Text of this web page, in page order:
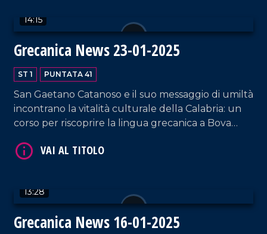
14:15
Grecanica News 23-01-2025
ST 1 PUNTATA 41
San Gaetano Catanoso e il suo messaggio di umiltà
incontrano la vitalità culturale della Calabria: un
corso per riscoprire la lingua grecanica a Bova
calabrese del Novecento, e un territorio che
13:28
Grecanica News 16-01-2025
VAI AL TITOLO
VAI AL TITOLO